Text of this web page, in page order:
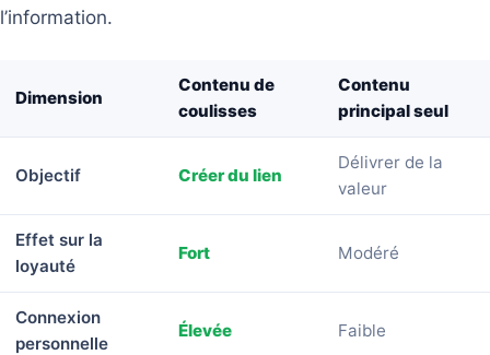
l’information.
Dimension
Contenu de
coulisses
Contenu
principal seul
Objectif Créer du lien
Délivrer de la
valeur
Effet sur la
loyauté
Fort Modéré
Connexion
personnelle
Élevée Faible